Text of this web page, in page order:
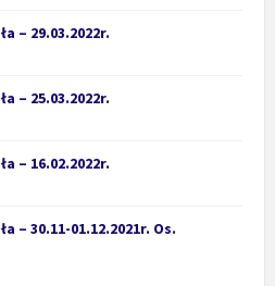
– 29.03.2022r.
– 25.03.2022r.
– 16.02.2022r.
– 30.11-01.12.2021r. Os.